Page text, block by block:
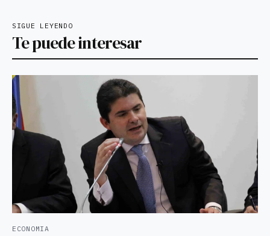
SIGUE LEYENDO
Te puede interesar
ECONOMIA